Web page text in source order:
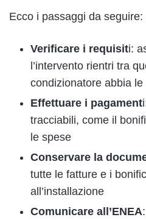
Ecco i passaggi da seguire:
Verificare i requisiti:
l’intervento rientri tra
condizionatore abbia
Effettuare i pagament
tracciabili, come il
le spese
Conservare la
tutte le fatture e i
all’installazione
Comunicare all’ENEA